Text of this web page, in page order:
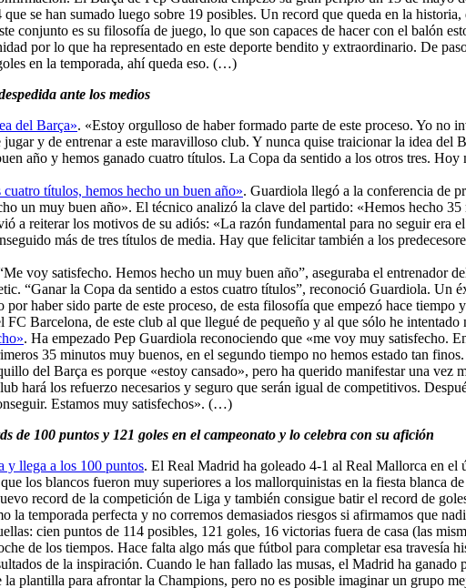
se han sumado luego sobre 19 posibles. Un record que queda en la
conjunto es su filosofía de juego, lo que son capaces de hacer con el balón
por lo que ha representado en este deporte bendito y extraordinario. De
en la temporada, ahí queda eso. (…)
ante los medios
del Barça». «Estoy orgulloso de haber formado parte de este proceso. Yo no
y de entrenar a este maravilloso club. Y nunca quise traicionar la idea del
año y hemos ganado cuatro títulos. La Copa da sentido a los otros tres.
títulos, hemos hecho un buen año». Guardiola llegó a la conferencia de
un muy buen año». El técnico analizó la clave del partido: «Hemos hecho
a reiterar los motivos de su adiós: «La razón fundamental para no seguir era
más de tres títulos de media. Hay que felicitar también a los
voy satisfecho. Hemos hecho un muy buen año”, aseguraba el entrenador
“Ganar la Copa da sentido a estos cuatro títulos”, reconoció Guardiola. Un
haber sido parte de este proceso, de esta filosofía que empezó hace
Barcelona, de este club al que llegué de pequeño y al que sólo he
. Ha empezado Pep Guardiola reconociendo que «me voy muy satisfecho.
35 minutos muy buenos, en el segundo tiempo no hemos estado tan
del Barça es porque «estoy cansado», pero ha querido manifestar una vez
hará los refuerzo necesarios y seguro que serán igual de competitivos.
Estamos muy satisfechos». (…)
de 100 puntos y 121 goles en el campeonato y lo celebra con su afición
y llega a los 100 puntos. El Real Madrid ha goleado 4-1 al Real Mallorca en
los blancos fueron muy superiores a los mallorquinistas en la fiesta blanca
record de la competición de Liga y también consigue batir el record de
la temporada perfecta y no corremos demasiados riesgos si afirmamos que
cien puntos de 114 posibles, 121 goles, 16 victorias fuera de casa (las
de los tiempos. Hace falta algo más que fútbol para completar esa travesía
de la inspiración. Cuando le han fallado las musas, el Madrid ha
plantilla para afrontar la Champions, pero no es posible imaginar un grupo